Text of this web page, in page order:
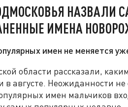
НАЗВАЛИ
ИМЕНА
имен не меняется
области рассказали,
в августе. Неожиданности
имен мальчиков